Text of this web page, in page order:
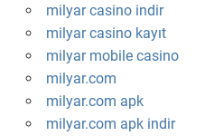
milyar casino indir
milyar casino kayıt
milyar mobile casino
milyar.com
milyar.com apk
milyar.com apk indir